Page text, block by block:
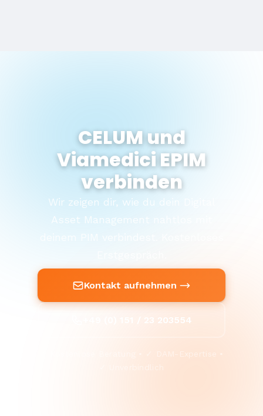
CELUM und
Viamedici EPIM
verbinden
Wir zeigen dir, wie du dein Digital
Asset Management nahtlos mit
Kontakt aufnehmen
+49 (0) 151 / 23 203554